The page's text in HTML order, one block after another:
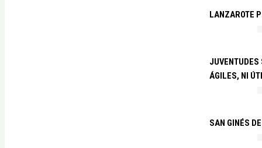
LANZAROTE
JUVENTUDES
ÁGILES, NI
SAN GINÉS